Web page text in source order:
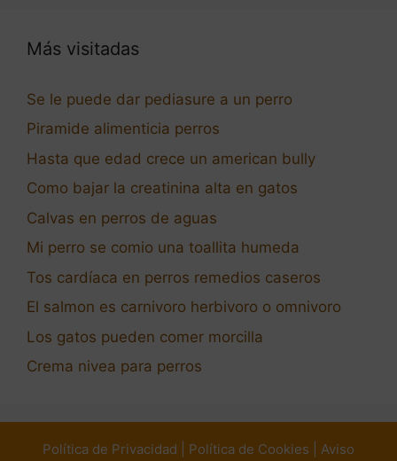
Más visitadas
Se le puede dar pediasure a un perro
Piramide alimenticia perros
Hasta que edad crece un american bully
Como bajar la creatinina alta en gatos
Calvas en perros de aguas
Mi perro se comio una toallita humeda
Tos cardíaca en perros remedios caseros
El salmon es carnivoro herbivoro o omnivoro
Los gatos pueden comer morcilla
Crema nivea para perros
Política de Privacidad Política de Cookies
Aviso